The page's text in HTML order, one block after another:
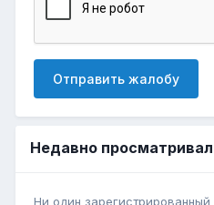
Отправить жалобу
Недавно
Ни один зарегистрированный